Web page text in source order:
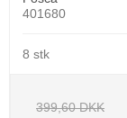
401680
8 stk
399,60 DKK